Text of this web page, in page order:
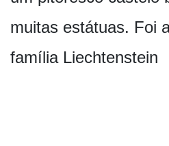
muitas estátuas. Foi
família Liechtenstein